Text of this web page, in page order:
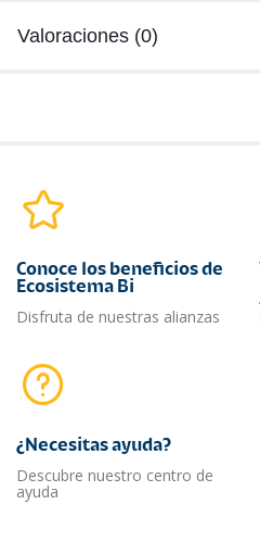
Valoraciones (0)
Conoce los beneficios de
Ecosistema Bi
Disfruta de nuestras alianzas
¿Necesitas ayuda?​
Descubre nuestro centro de
ayuda